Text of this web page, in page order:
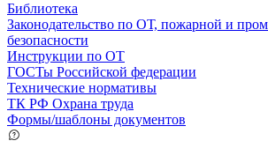
Библиотека
Законодательство по ОТ, пожарной и
безопасности
Инструкции по ОТ
ГОСТы Российской федерации
Технические нормативы
ТК РФ Охрана труда
Формы/шаблоны документов